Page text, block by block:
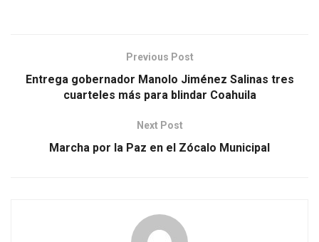
Previous Post
Entrega gobernador Manolo Jiménez Salinas tres
cuarteles más para blindar Coahuila
Next Post
Marcha por la Paz en el Zócalo Municipal